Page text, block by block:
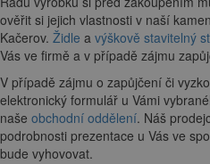
ověřit si jejich vlastnosti v naší
Kačerov. Židle a výškově stavitelný
Vás ve firmě a v případě zájmu
V případě zájmu o zapůjčení či
elektronický formulář u Vámi
naše obchodní oddělení. Náš
podrobnosti prezentace u Vás ve
bude vyhovovat.